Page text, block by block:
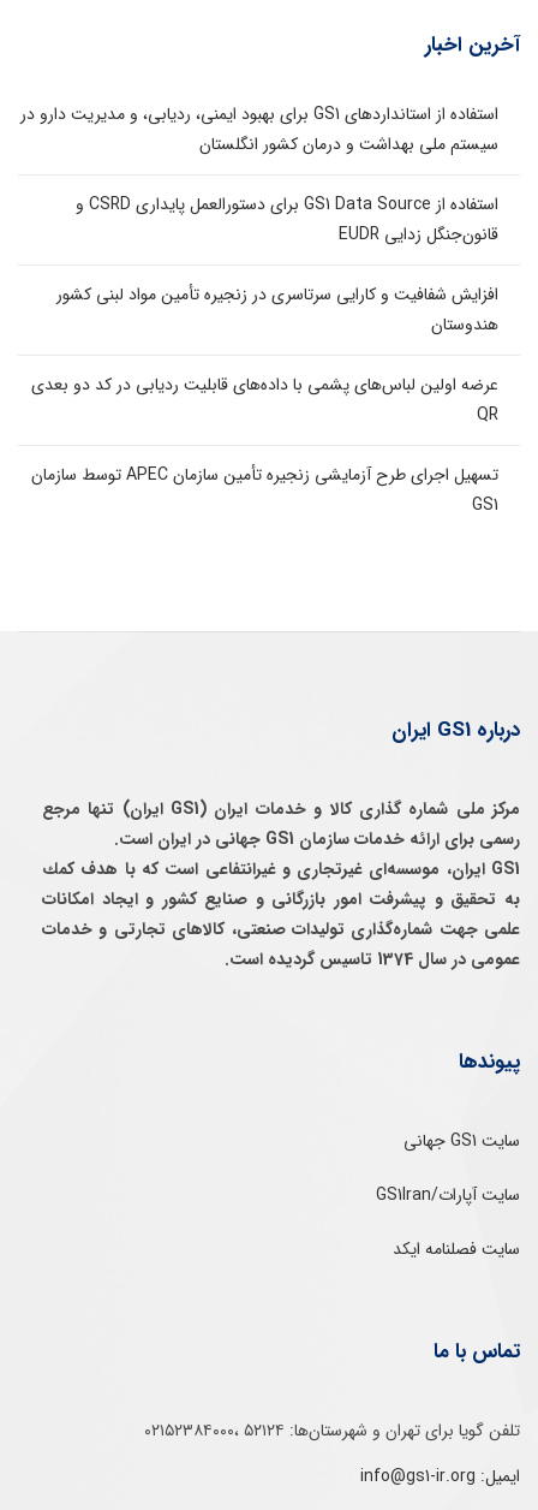
آخرین اخبار
استفاده از استانداردهای GS1 برای بهبود ایمنی، ردیابی، و مدیریت دارو در
سیستم ملی بهداشت و درمان کشور انگلستان
استفاده از GS1 Data Source برای دستورالعمل پایداری CSRD و
قانون‌جنگل زدایی EUDR
افزایش شفافیت و کارایی سرتاسری در زنجیره تأمین مواد لبنی کشور
هندوستان
عرضه اولین لباس‌های پشمی با داده‌های قابلیت ردیابی در کد دو بعدی
QR
تسهیل اجرای طرح آزمایشی زنجیره تأمین سازمان APEC توسط سازمان
GS1
درباره GS1 ایران
مرکز ملی شماره گذاری کالا و خدمات ایران (GS1 ایران) تنها مرجع
رسمی برای ارائه خدمات سازمان GS1 جهانی در ایران است.
GS1 ایران، موسسه‌ای غيرتجاری و غيرانتفاعی است كه با هدف كمك
به تحقيق و پيشرفت امور بازرگانی و صنايع كشور و ايجاد امكانات
علمی جهت شماره‌گذاری توليدات صنعتی، كالاهای تجارتی و خدمات
عمومی در سال 1374 تاسيس گرديده است.
پیوندها
سایت GS1 جهانی
سایت آپارات/GS1Iran
سایت فصلنامه ایکد
تماس با ما
تلفن‌ گویا برای‌ تهران‌‌ و‌ شهرستان‌ها:‌ ۵۲۱۲۴ ،۰۲۱۵۲۳۸۴۰۰۰
ایمیل: info@gs1-ir.org